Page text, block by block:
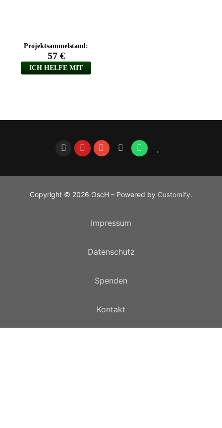
Copyright © 2026 OscH – Powered by Customify.
Impressum
Datenschutz
Spenden
Kontakt